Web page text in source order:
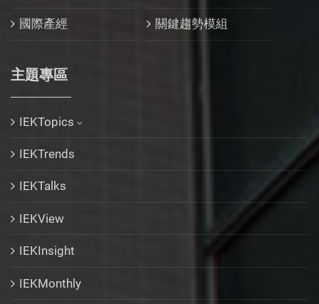
國際產經 關鍵趨勢模組
主題專區
IEKTopics
IEKTrends
IEKTalks
IEKView
IEKInsight
IEKMonthly